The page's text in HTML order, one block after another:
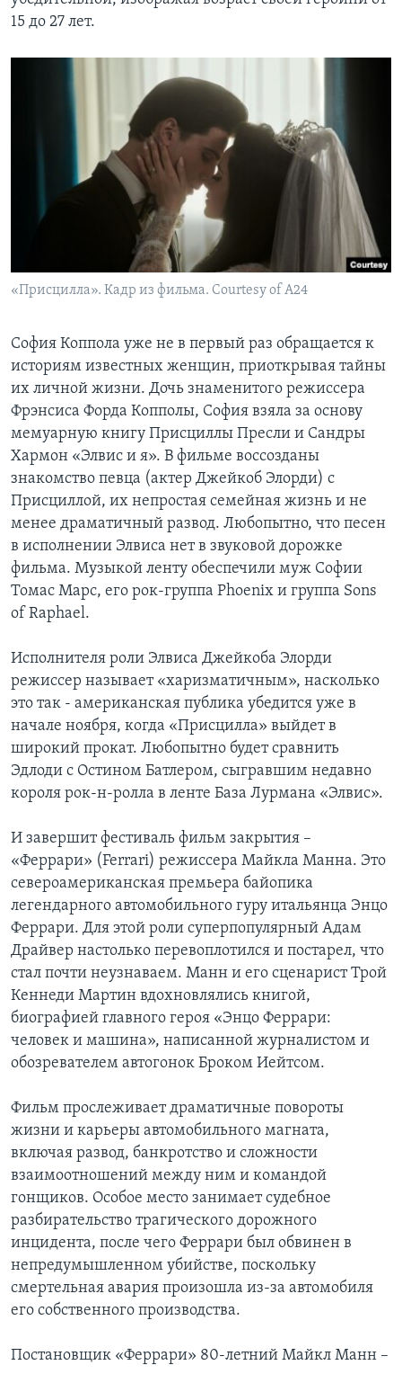
15 до 27 лет.
«Присцилла». Кадр из фильма. Courtesy of A24
София Коппола уже не в первый раз обращается к
историям известных женщин, приоткрывая тайны
их личной жизни. Дочь знаменитого режиссера
Фрэнсиса Форда Копполы, София взяла за основу
мемуарную книгу Присциллы Пресли и Сандры
Хармон «Элвис и я». В фильме воссозданы
знакомство певца (актер Джейкоб Элорди) с
Присциллой, их непростая семейная жизнь и не
менее драматичный развод. Любопытно, что песен
в исполнении Элвиса нет в звуковой дорожке
фильма. Музыкой ленту обеспечили муж Софии
Томас Марс, его рок-группа Phoenix и группа Sons
of Raphael.
Исполнителя роли Элвиса Джейкоба Элорди
режиссер называет «харизматичным», насколько
это так - американская публика убедится уже в
начале ноября, когда «Присцилла» выйдет в
широкий прокат. Любопытно будет сравнить
Эдлоди с Остином Батлером, сыгравшим недавно
короля рок-н-ролла в ленте База Лурмана «Элвис».
И завершит фестиваль фильм закрытия –
«Феррари» (Ferrari) режиссера Майкла Манна. Это
североамериканская премьера байопика
легендарного автомобильного гуру итальянца Энцо
Феррари. Для этой роли суперпопулярный Адам
Драйвер настолько перевоплотился и постарел, что
стал почти неузнаваем. Манн и его сценарист Трой
Кеннеди Мартин вдохновлялись книгой,
биографией главного героя «Энцо Феррари:
человек и машина», написанной журналистом и
обозревателем автогонок Броком Иейтсом.
Фильм прослеживает драматичные повороты
жизни и карьеры автомобильного магната,
включая развод, банкротство и сложности
взаимоотношений между ним и командой
гонщиков. Особое место занимает судебное
разбирательство трагического дорожного
инцидента, после чего Феррари был обвинен в
непредумышленном убийстве, поскольку
смертельная авария произошла из-за автомобиля
его собственного производства.
Постановщик «Феррари» 80-летний Майкл Манн –